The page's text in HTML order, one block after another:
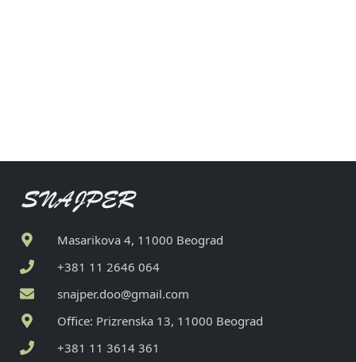
Masarikova 4, 11000 Beograd
+381 11 2646 064
snajper.doo@gmail.com
Office: Prizrenska 13, 11000 Beograd
+381 11 3614 361